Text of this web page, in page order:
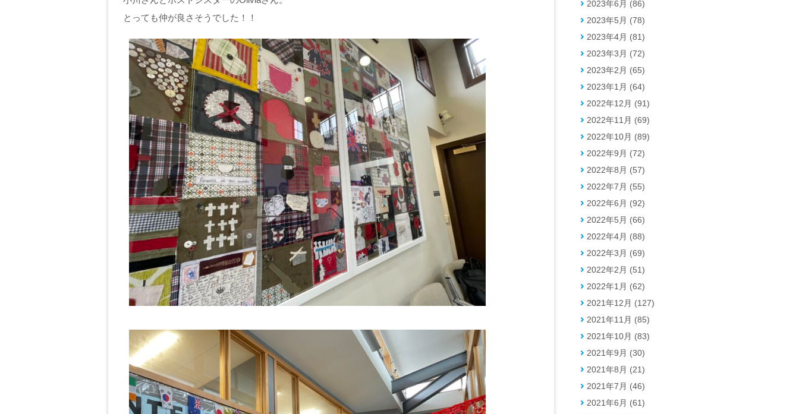
とっても仲が良さそうでした！！
2023年6月 (86)
2023年5月 (78)
2023年4月 (81)
2023年3月 (72)
2023年2月 (65)
2023年1月 (64)
2022年12月 (91)
2022年11月 (69)
2022年10月 (89)
2022年9月 (72)
2022年8月 (57)
2022年7月 (55)
2022年6月 (92)
2022年5月 (66)
2022年4月 (88)
2022年3月 (69)
2022年2月 (51)
2022年1月 (62)
2021年12月 (127)
2021年11月 (85)
2021年10月 (83)
2021年9月 (30)
2021年8月 (21)
2021年7月 (46)
2021年6月 (61)